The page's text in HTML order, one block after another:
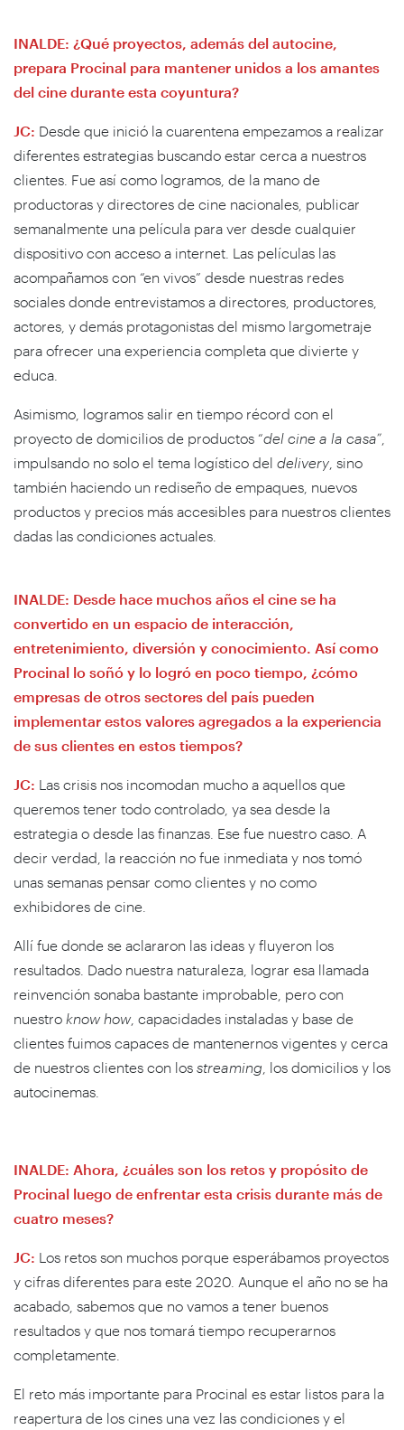
INALDE: ¿Qué proyectos, además del autocine,
prepara Procinal para mantener unidos a los amantes
del cine durante esta coyuntura?
JC: Desde que inició la cuarentena empezamos a realizar
diferentes estrategias buscando estar cerca a nuestros
clientes. Fue así como logramos, de la mano de
productoras y directores de cine nacionales, publicar
semanalmente una película para ver desde cualquier
dispositivo con acceso a internet. Las películas las
acompañamos con “en vivos” desde nuestras redes
sociales donde entrevistamos a directores, productores,
actores, y demás protagonistas del mismo largometraje
para ofrecer una experiencia completa que divierte y
educa.
Asimismo, logramos salir en tiempo récord con el
proyecto de domicilios de productos “del cine a la casa”
impulsando no solo el tema logístico del delivery , sino
también haciendo un rediseño de empaques, nuevos
productos y precios más accesibles para nuestros clientes
dadas las condiciones actuales.
INALDE: Desde hace muchos años el cine se ha
convertido en un espacio de interacción,
entretenimiento, diversión y conocimiento. Así como
Procinal lo soñó y lo logró en poco tiempo, ¿cómo
empresas de otros sectores del país pueden
implementar estos valores agregados a la experiencia
de sus clientes en estos tiempos?
JC: Las crisis nos incomodan mucho a aquellos que
queremos tener todo controlado, ya sea desde la
estrategia o desde las finanzas. Ese fue nuestro caso. A
decir verdad, la reacción no fue inmediata y nos tomó
unas semanas pensar como clientes y no como
exhibidores de cine.
Allí fue donde se aclararon las ideas y fluyeron los
resultados. Dado nuestra naturaleza, lograr esa llamada
reinvención sonaba bastante improbable, pero con
nuestro know how, capacidades instaladas y base de
clientes fuimos capaces de mantenernos vigentes y cerca
de nuestros clientes con los streaming , los domicilios y los
autocinemas.
INALDE: Ahora, ¿cuáles son los retos y propósito de
Procinal luego de enfrentar esta crisis durante más de
cuatro meses?
JC: Los retos son muchos porque esperábamos proyectos
y cifras diferentes para este 2020. Aunque el año no se ha
acabado, sabemos que no vamos a tener buenos
resultados y que nos tomará tiempo recuperarnos
completamente.
El reto más importante para Procinal es estar listos para la
reapertura de los cines una vez las condiciones y el